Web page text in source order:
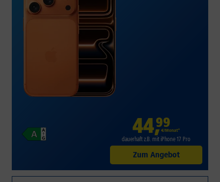
44,99
€/Monat*
dauerhaft z.B. mit iPhone 17 Pro
Zum Angebot